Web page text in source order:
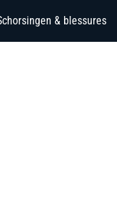
& blessures